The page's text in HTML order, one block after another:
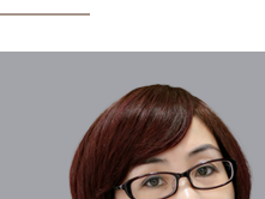
监评委委员、合规业务部负责
人
《亚洲法律评论》（asiaLaw Profiles）公司并